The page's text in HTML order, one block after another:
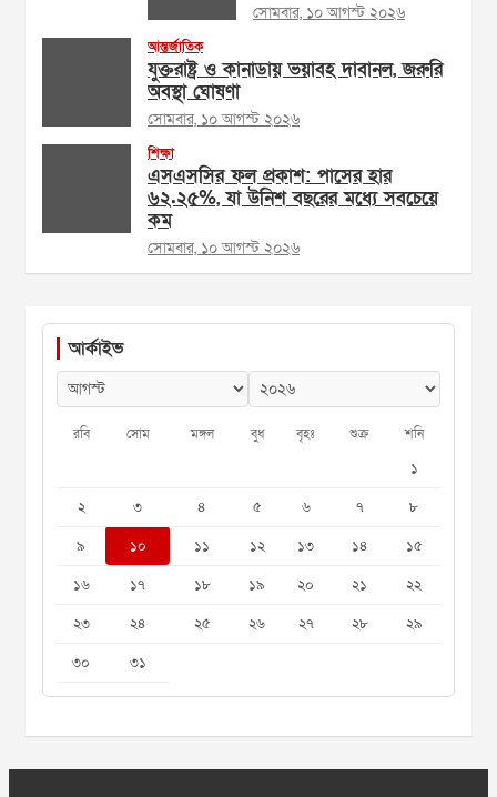
সোমবার, ১০ আগস্ট ২০২৬
আন্তর্জাতিক
যুক্তরাষ্ট্র ও কানাডায় ভয়াবহ দাবানল, জরুরি
অবস্থা ঘোষণা
সোমবার, ১০ আগস্ট ২০২৬
শিক্ষা
এসএসসির ফল প্রকাশ: পাসের হার
৬২.২৫%, যা উনিশ বছরের মধ্যে সবচেয়ে
কম
সোমবার, ১০ আগস্ট ২০২৬
আর্কাইভ
রবি সোম মঙ্গল বুধ বৃহঃ শুক্র শনি
১
২
৩ ৪ ৫ ৬ ৭
৮
৯
১০ ১১ ১২ ১৩ ১৪
১৫
১৬
১৭ ১৮ ১৯ ২০ ২১
২২
২৩
২৪ ২৫ ২৬ ২৭ ২৮
২৯
৩০
৩১